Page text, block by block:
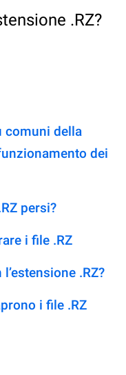
.RZ?
comuni della
dei
persi?
i file .RZ
.RZ?
i file .RZ